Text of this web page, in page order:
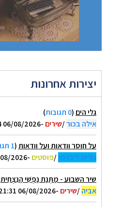
יצירות אחרונות
גלי הים (0 תגובות
)
אילה בכור/שירים -06/08/2026 23:14
על חוסר וודאות ועל וודאות(1 תגובות
נורית ליברמן/פוסטים -06/08/2026 21:32
שיר השבוע - מַתְּנַת נַפְשִׁי הַנִּצְחִית
אביה/שירים -06/08/2026 21:31